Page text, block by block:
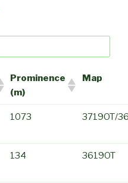
Prominence
(m)
Map
1073 3719OT/
134 3619OT